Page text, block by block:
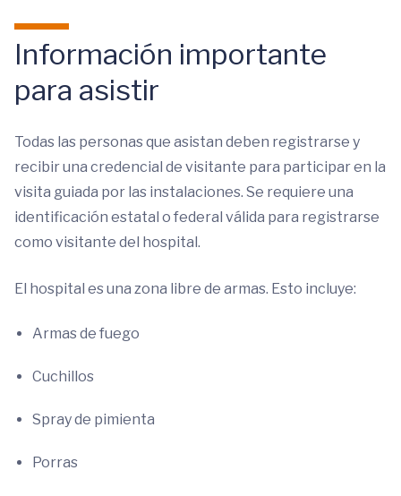
Información importante
para asistir
Todas las personas que asistan deben registrarse y
recibir una credencial de visitante para participar en la
visita guiada por las instalaciones. Se requiere una
identificación estatal o federal válida para registrarse
como visitante del hospital.
El hospital es una zona libre de armas. Esto incluye:
Armas de fuego
Cuchillos
Spray de pimienta
Porras